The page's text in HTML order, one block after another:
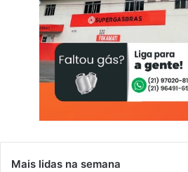
Mais lidas na semana